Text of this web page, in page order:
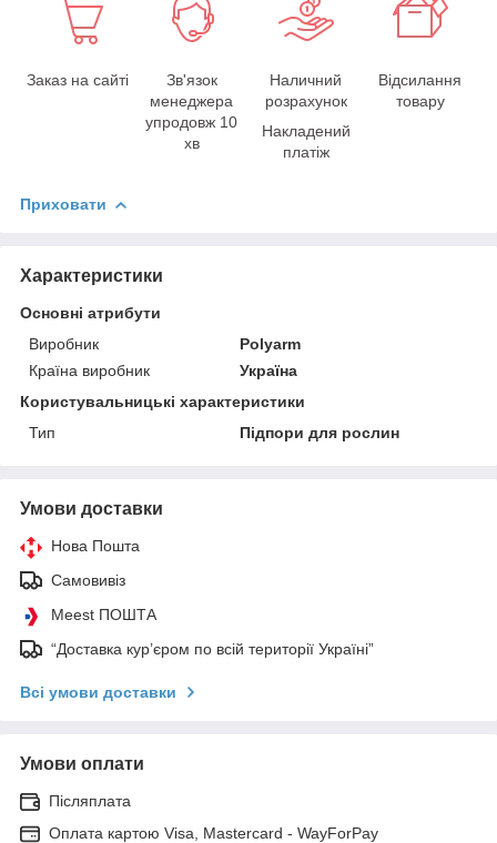
Заказ на сайті
Зв'язок
менеджера
упродовж 10
хв
Наличний
розрахунок
Накладений
платіж
Відсилання
товару
Приховати
Характеристики
Основні атрибути
Виробник
Polyarm
Країна виробник
Україна
Користувальницькі характеристики
Тип
Підпори для рослин
Умови доставки
Нова Пошта
Самовивіз
Meest ПОШТА
“Доставка кур’єром по всій території Україні”
Всі умови доставки
Умови оплати
Післяплата
Оплата картою Visa, Mastercard - WayForPay